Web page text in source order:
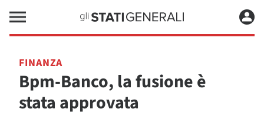
FINANZA
Bpm-Banco, la fusione è
stata approvata